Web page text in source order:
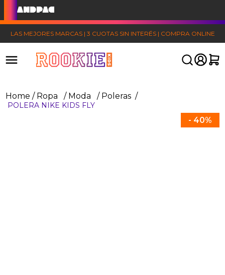
LAS MEJORES MARCAS | 3 CUOTAS SIN INTERÉS | COMPRA ONLINE
Ropa Moda Poleras
POLERA NIKE KIDS FLY
- 40%